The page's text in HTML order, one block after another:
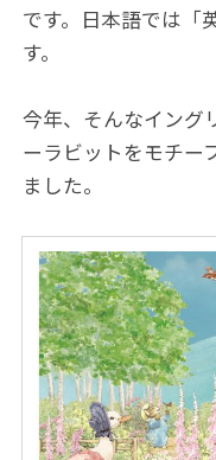
です。日本語では「
す。
今年、そんなイング
ーラビットをモチー
ました。